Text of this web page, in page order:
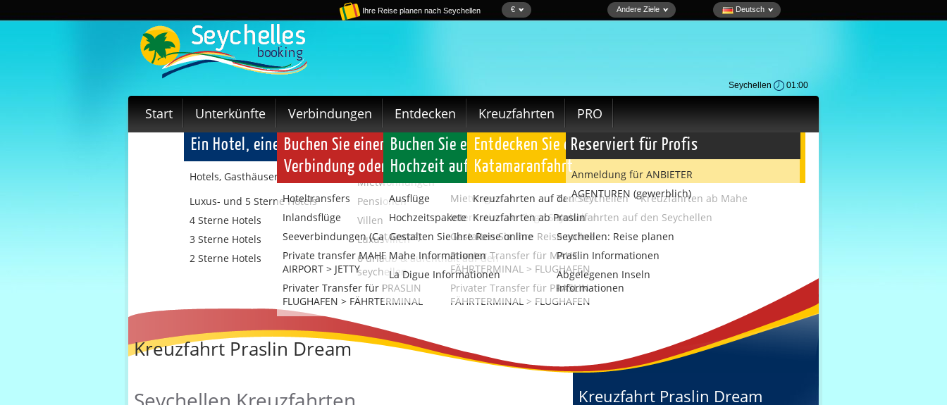
Ihre Reise planen nach Seychellen € Andere Ziele Deutsch
Seychellen 01:00
Start Unterkünfte
Ein Hotel, eine Pension oder eine Villa buchen
Hotels, Gasthäuser und Villen
Mietwohnungen
Luxus- und 5 Sterne Hotels
Pensionen
4 Sterne Hotels
Villen
3 Sterne Hotels
Luxusvillen
2 Sterne Hotels
6 urlaub & aufenthalt auf den
seychellen
Verbindungen
Buchen Sie einen Transfer, einen Mietwagen, eine
Verbindung oder einen Inlandsflug
Hoteltransfers
Mietwagen
Inlandsflüge
Internationale Flüge Seychellen
Seeverbindungen (Cat Cocos)
Gestalten Sie Ihre Reise online
Private transfer MAHE
AIRPORT > JETTY
Privater Transfer für MAHE
FÄHRTERMINAL > FLUGHAFEN
Privater Transfer für PRASLIN
FLUGHAFEN > FÄHRTERMINAL
Privater Transfer für PRASLIN
FÄHRTERMINAL > FLUGHAFEN
Entdecken
Buchen Sie einen Ausflug, Kreuzfahrt oder Ihre
Hochzeit auf den Seychellen
Ausflüge
Tauchen
Hochzeitspakete
Kreuzfahrten auf den Seychellen
Gestalten Sie Ihre Reise online
Seychellen: Reise planen
Mahe Informationen
Praslin Informationen
La Digue Informationen
Abgelegenen Inseln
Informationen
Kreuzfahrten
Entdecken Sie die Seychellen auf einer
Katamaranfahrt
Kreuzfahrten auf den Seychellen
Kreuzfahrten ab Mahe
Kreuzfahrten ab Praslin
PRO
Reserviert für Profis
Anmeldung für ANBIETER
AGENTUREN (gewerblich)
Kreuzfahrt Praslin Dream
Kreuzfahrt Praslin Dream